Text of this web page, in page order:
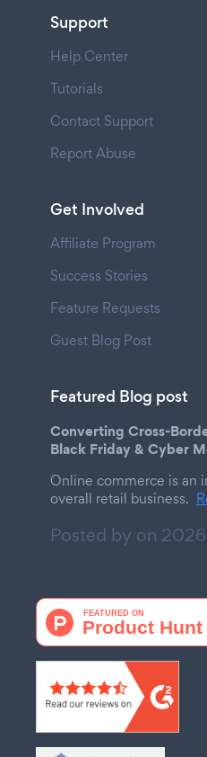
Support
Help Center
Tutorials
Contact Support
Report Abuse
Get Involved
Affiliate Program
Success Stories
Feature Requests
Guest Blog Post
Featured Blog post
Converting Cross-
Black Friday & Cyber
Online commerce is an
overall retail business.
Posted by on